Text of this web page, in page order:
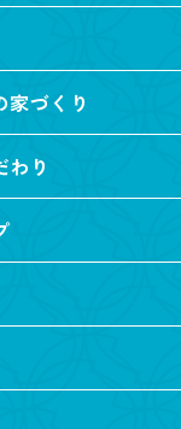
家づくり
わり